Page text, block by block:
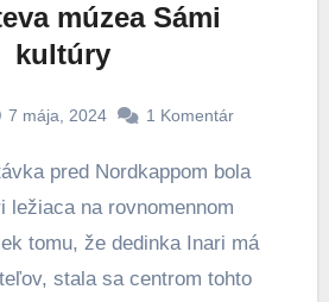
múzea Sámi
kultúry
7 mája, 2024 1 Komentár
pred Nordkappom bola
ležiaca na rovnomennom
tomu, že dedinka Inari má
stala sa centrom tohto